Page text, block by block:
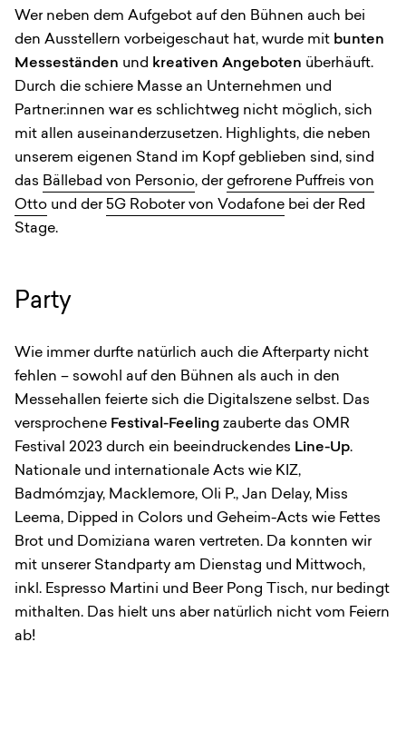
Wer neben dem Aufgebot auf den Bühnen auch bei
den Ausstellern vorbeigeschaut hat, wurde mit bunten
Messeständen und kreativen Angeboten überhäuft.
Durch die schiere Masse an Unternehmen und
Partner:innen war es schlichtweg nicht möglich, sich
mit allen auseinanderzusetzen. Highlights, die neben
unserem eigenen Stand im Kopf geblieben sind, sind
das Bällebad von Personio, dergefrorene Puffreis von
Otto und der5G Roboter von Vodafone bei der Red
Stage.
Party
Wie immer durfte natürlich auch die Afterparty nicht
fehlen – sowohl auf den Bühnen als auch in den
Messehallen feierte sich die Digitalszene selbst. Das
versprochene Festival-Feeling zauberte das OMR
Festival 2023 durch ein beeindruckendes Line-Up.
Nationale und internationale Acts wie KIZ,
Badmómzjay, Macklemore, Oli P., Jan Delay, Miss
Leema, Dipped in Colors und Geheim-Acts wie Fettes
Brot und Domiziana waren vertreten. Da konnten wir
mit unserer Standparty am Dienstag und Mittwoch,
inkl. Espresso Martini und Beer Pong Tisch, nur bedingt
mithalten. Das hielt uns aber natürlich nicht vom Feiern
ab!